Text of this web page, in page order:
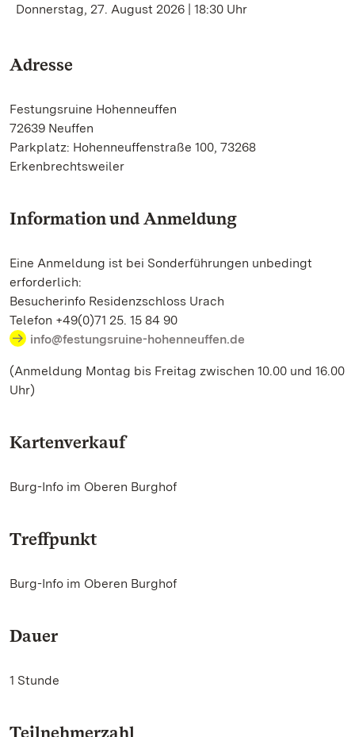
Donnerstag, 27. August 2026 | 18:30 Uhr
Adresse
Festungsruine Hohenneuffen
72639 Neuffen
Parkplatz: Hohenneuffenstraße 100, 73268
Erkenbrechtsweiler
Information und Anmeldung
Eine Anmeldung ist bei Sonderführungen unbedingt
erforderlich:
Besucherinfo Residenzschloss Urach
Telefon +49(0)71 25. 15 84 90
info@festungsruine-hohenneuffen.de
(Anmeldung Montag bis Freitag zwischen 10.00 und 16.00
Uhr)
Kartenverkauf
Burg-Info im Oberen Burghof
Treffpunkt
Burg-Info im Oberen Burghof
Dauer
1 Stunde
Teilnehmerzahl